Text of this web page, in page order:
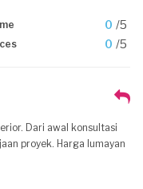
0 /5
0 /5
Dari awal konsultasi
proyek. Harga lumayan